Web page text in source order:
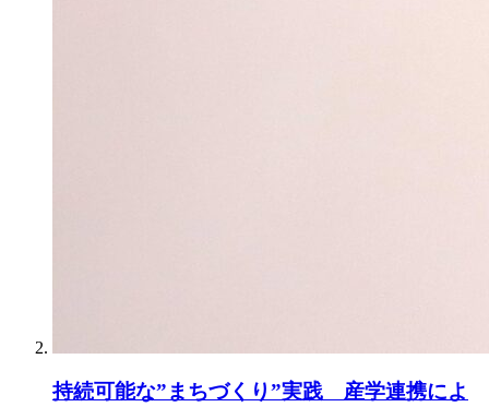
持続可能な”まちづくり”実践 産学連携によ